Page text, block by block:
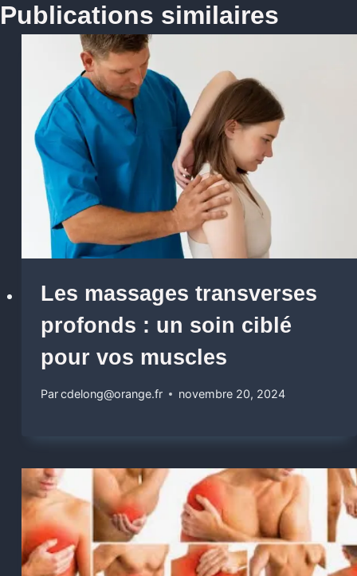
Publications similaires
Les massages transverses
profonds : un soin ciblé
pour vos muscles
Parcdelong@orange.fr novembre 20, 2024